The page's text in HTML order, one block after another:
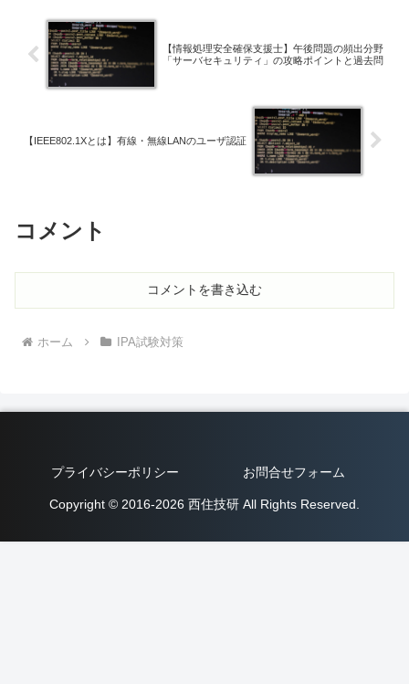
【情報処理安全確保支援士】午後問題の頻出分野
「サーバセキュリティ」の攻略ポイントと過去問
【IEEE802.1Xとは】有線・無線LANのユーザ認証
コメント
コメントを書き込む
ホーム IPA試験対策
プライバシーポリシー お問合せフォーム
Copyright © 2016-2026 西住技研 All Rights Reserved.